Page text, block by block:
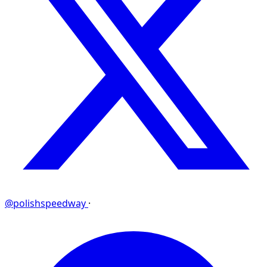
@polishspeedway ·